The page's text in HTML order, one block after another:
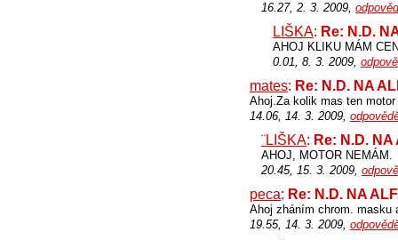
16.27, 2. 3. 2009,
LIŠKA: Re: N.D.
AHOJ KLIKU MÁM
0.01, 8. 3. 2009,
mates: Re: N.D. NA
Ahoj.Za kolik mas ten
14.06, 14. 3. 2009,
¨LIŠKA: Re: N.D.
AHOJ, MOTOR NEMÁM.
20.45, 15. 3. 2009,
peca: Re: N.D. NA
Ahoj zháním chrom. masku
19.55, 14. 3. 2009,